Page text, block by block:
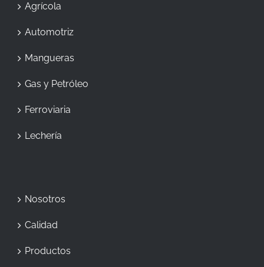
Agrícola
Automotriz
Mangueras
Gas y Petróleo
Ferroviaria
Lechería
Nosotros
Calidad
Productos